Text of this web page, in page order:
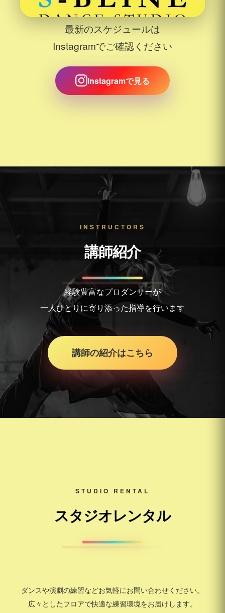
最新のスケジュールは
Instagramでご確認ください
Instagramで見る
INSTRUCTORS
講師紹介
経験豊富なプロダンサーが
一人ひとりに寄り添った指導を行います
講師の紹介はこちら
STUDIO RENTAL
スタジオレンタル
ダンスや演劇の練習などお気軽にお問い合わせください。
広々としたフロアで快適な練習環境をお届けします。